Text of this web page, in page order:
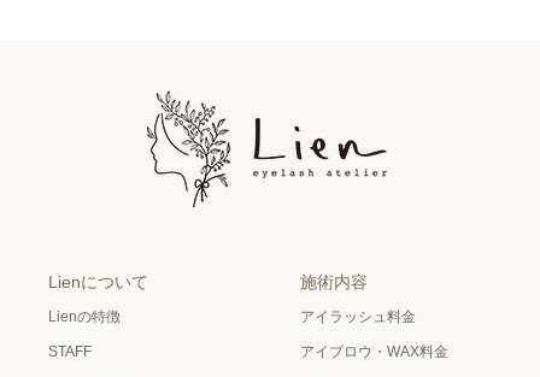
Lienについて
Lienの特徴
STAFF
施術内容
アイラッシュ料金
アイブロウ・WAX料金